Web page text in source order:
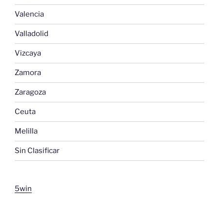
Valencia
Valladolid
Vizcaya
Zamora
Zaragoza
Ceuta
Melilla
Sin Clasificar
5win